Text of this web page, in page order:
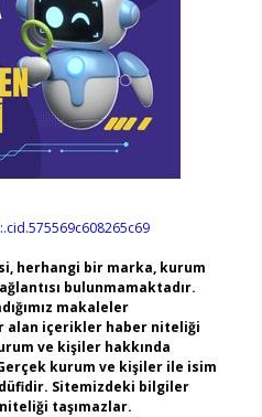
herhangi bir marka, kurum
bulunmamaktadır.
makaleler
alan içerikler haber niteliği
ve kişiler hakkında
kurum ve kişiler ile isim
Sitemizdeki bilgiler
taşımazlar.